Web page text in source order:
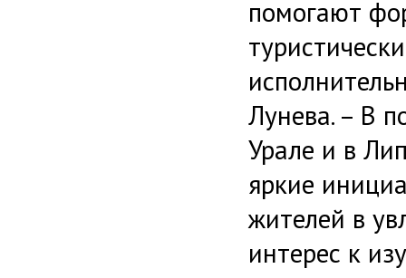
помогают
Лунева. – В
Урале и в
яркие
жителей в
интерес к